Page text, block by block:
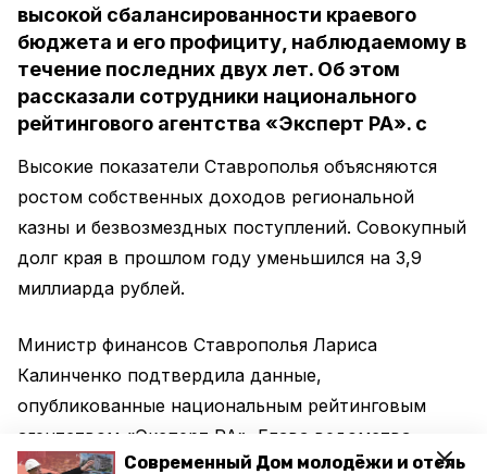
Современный Дом молодёжи и отель
высокой сбалансированности краевого
бюджета и его профициту, наблюдаемому в
течение последних двух лет. Об этом
рассказали сотрудники национального
рейтингового агентства «Эксперт РА». с
Высокие показатели Ставрополья объясняются
ростом собственных доходов региональной
казны и безвозмездных поступлений. Совокупный
долг края в прошлом году уменьшился на 3,9
миллиарда рублей.
Министр финансов Ставрополья Лариса
Калинченко подтвердила данные,
опубликованные национальным рейтинговым
агентством «Эксперт РА». Глава ведомства
добавила, что министерство продолжает работу